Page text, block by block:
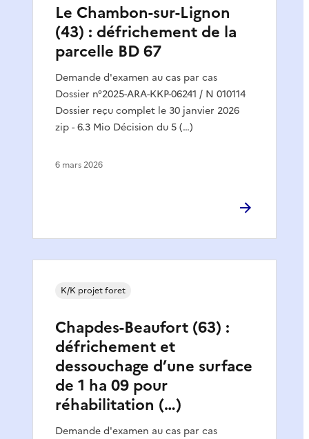
Le Chambon-sur-Lignon
(43) : défrichement de la
parcelle BD 67
Demande d'examen au cas par cas
Dossier n°2025-ARA-KKP-06241 / N 010114
Dossier reçu complet le 30 janvier 2026
zip - 6.3 Mio Décision du 5 (…)
6 mars 2026
Chapdes-Beaufort (63) :
défrichement et
dessouchage d’une surface
de 1 ha 09 pour
réhabilitation (…)
Demande d'examen au cas par cas
K/K projet foret